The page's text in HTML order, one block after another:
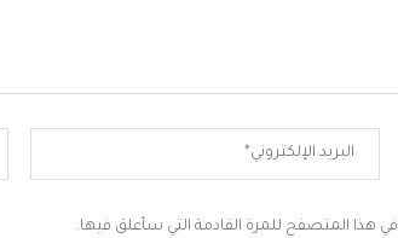
في هذا المتصفح للمرة القادمة التي سأعلق فيها.